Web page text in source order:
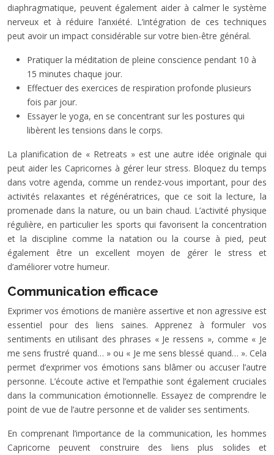
diaphragmatique, peuvent également aider à calmer le système
nerveux et à réduire l’anxiété. L’intégration de ces techniques
peut avoir un impact considérable sur votre bien-être général.
Pratiquer la méditation de pleine conscience pendant 10 à
15 minutes chaque jour.
Effectuer des exercices de respiration profonde plusieurs
fois par jour.
Essayer le yoga, en se concentrant sur les postures qui
libèrent les tensions dans le corps.
La planification de « Retreats » est une autre idée originale qui
peut aider les Capricornes à gérer leur stress. Bloquez du temps
dans votre agenda, comme un rendez-vous important, pour des
activités relaxantes et régénératrices, que ce soit la lecture, la
promenade dans la nature, ou un bain chaud. L’activité physique
régulière, en particulier les sports qui favorisent la concentration
et la discipline comme la natation ou la course à pied, peut
également être un excellent moyen de gérer le stress et
d’améliorer votre humeur.
Communication efficace
Exprimer vos émotions de manière assertive et non agressive est
essentiel pour des liens saines. Apprenez à formuler vos
sentiments en utilisant des phrases « Je ressens », comme « Je
me sens frustré quand… » ou « Je me sens blessé quand… ». Cela
permet d’exprimer vos émotions sans blâmer ou accuser l’autre
personne. L’écoute active et l’empathie sont également cruciales
dans la communication émotionnelle. Essayez de comprendre le
point de vue de l’autre personne et de valider ses sentiments.
En comprenant l’importance de la communication, les hommes
Capricorne peuvent construire des liens plus solides et